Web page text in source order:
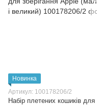
Новинка
Артикул: 100178206/2
Набір плетених кошиків для